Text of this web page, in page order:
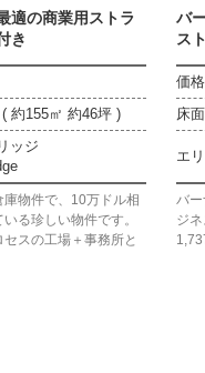
適の商業用ストラ
き
約155㎡ 約46坪 )
ッジ
物件で、10万ドル相
る珍しい物件です。
スの工場＋事務所と
バ
ス
価
床
エ
バ
ジ